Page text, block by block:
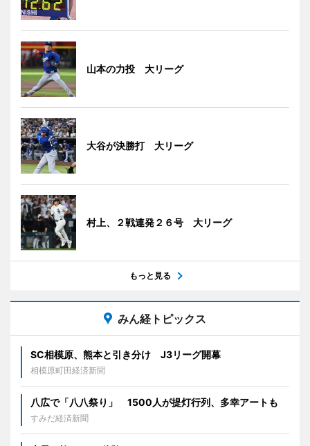
山本の力投 大リーグ
大谷が決勝打 大リーグ
村上、２戦連発２６号 大リーグ
もっと見る
みん経トピックス
SC相模原、熊本と引き分け J3リーグ開幕
相模原町田経済新聞
八広で「八八祭り」 1500人が提灯行列、多幸アートも
すみだ経済新聞